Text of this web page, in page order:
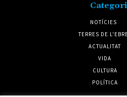
NOTÍCIES
TERRES DE
ACTUALITAT
VIDA
CULTURA
POLÍTICA